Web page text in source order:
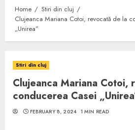
Home
Stiri din cluj
Clujeanca Mariana Cotoi, revocată de la
„Unirea”
Stiri din cluj
Clujeanca Mariana Cotoi,
conducerea Casei
FEBRUARY 8, 2024 1 MIN READ